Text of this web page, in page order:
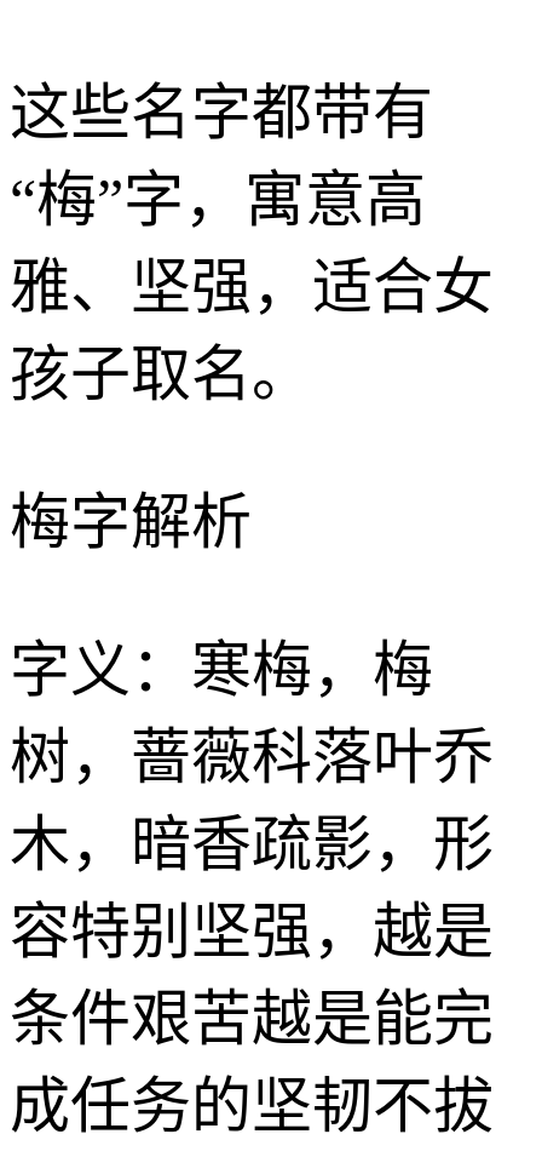
这些名字都带有
“梅”字，寓意高
雅、坚强，适合女
孩子取名。
梅字解析
字义：寒梅，梅
树，蔷薇科落叶乔
木，暗香疏影，形
容特别坚强，越是
条件艰苦越是能完
成任务的坚韧不拔